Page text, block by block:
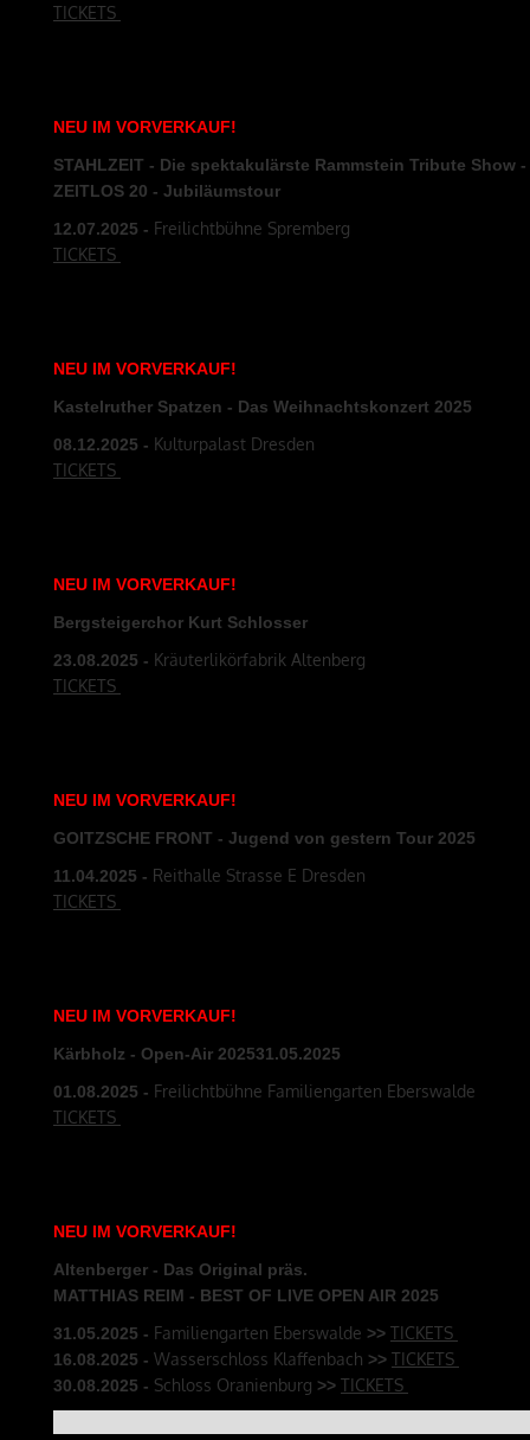
TICKETS
NEU IM VORVERKAUF!
STAHLZEIT - Die spektakulärste Rammstein Tribute Show -
ZEITLOS 20 - Jubiläumstour
12.07.2025 - Freilichtbühne Spremberg
TICKETS
NEU IM VORVERKAUF!
Kastelruther Spatzen - Das Weihnachtskonzert 2025
08.12.2025 - Kulturpalast Dresden
TICKETS
NEU IM VORVERKAUF!
Bergsteigerchor Kurt Schlosser
23.08.2025 - Kräuterlikörfabrik Altenberg
TICKETS
NEU IM VORVERKAUF!
GOITZSCHE FRONT - Jugend von gestern Tour 2025
11.04.2025 - Reithalle Strasse E Dresden
TICKETS
NEU IM VORVERKAUF!
Kärbholz - Open-Air 202531.05.2025
01.08.2025 - Freilichtbühne Familiengarten Eberswalde
TICKETS
NEU IM VORVERKAUF!
Altenberger - Das Original präs.
MATTHIAS REIM - BEST OF LIVE OPEN AIR 2025
31.05.2025 - Familiengarten Eberswalde >> TICKETS
16.08.2025 - Wasserschloss Klaffenbach >> TICKETS
30.08.2025 - Schloss Oranienburg >> TICKETS